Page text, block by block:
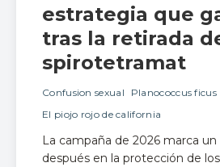
estrategia que
tras la retirada
spirotetramat
Confusion sexual
Planococcus ficus
El piojo rojo de california
La campaña de 2026 marca
después en la protección de